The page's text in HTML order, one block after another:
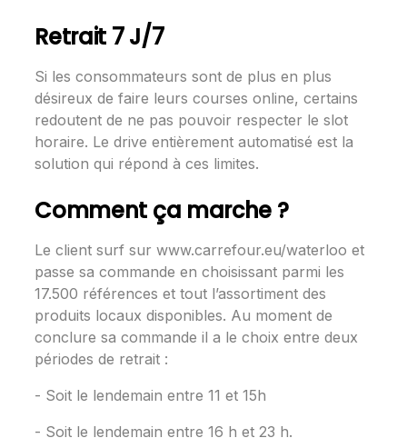
Retrait 7 J/7
Si les consommateurs sont de plus en plus
désireux de faire leurs courses online, certains
redoutent de ne pas pouvoir respecter le slot
horaire. Le drive entièrement automatisé est la
solution qui répond à ces limites.
Comment ça marche ?
Le client surf sur www.carrefour.eu/waterloo et
passe sa commande en choisissant parmi les
17.500 références et tout l’assortiment des
produits locaux disponibles. Au moment de
conclure sa commande il a le choix entre deux
périodes de retrait :
- Soit le lendemain entre 11 et 15h
- Soit le lendemain entre 16 h et 23 h.